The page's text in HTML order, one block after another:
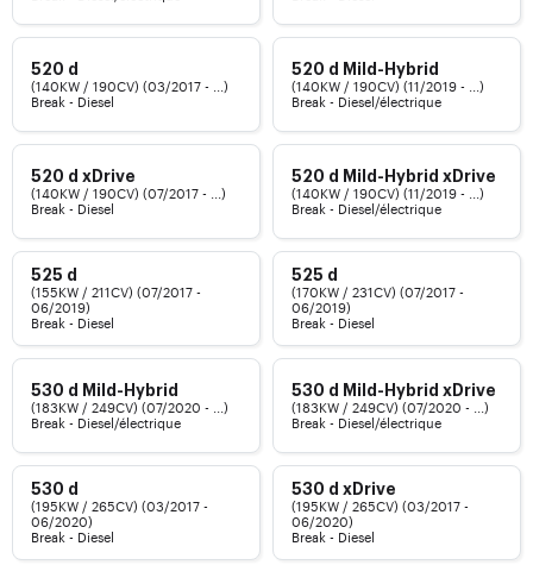
520 d
(140KW / 190CV) (03/2017 - ...)
Break - Diesel
520 d Mild-Hybrid
(140KW / 190CV) (11/2019 - ...)
Break - Diesel/électrique
520 d xDrive
(140KW / 190CV) (07/2017 - ...)
Break - Diesel
520 d Mild-Hybrid xDrive
(140KW / 190CV) (11/2019 - ...)
Break - Diesel/électrique
525 d
(155KW / 211CV) (07/2017 -
06/2019)
Break - Diesel
525 d
(170KW / 231CV) (07/2017 -
06/2019)
Break - Diesel
530 d Mild-Hybrid
(183KW / 249CV) (07/2020 - ...)
Break - Diesel/électrique
530 d Mild-Hybrid xDrive
(183KW / 249CV) (07/2020 - ...)
Break - Diesel/électrique
530 d
(195KW / 265CV) (03/2017 -
06/2020)
Break - Diesel
530 d xDrive
(195KW / 265CV) (03/2017 -
06/2020)
Break - Diesel